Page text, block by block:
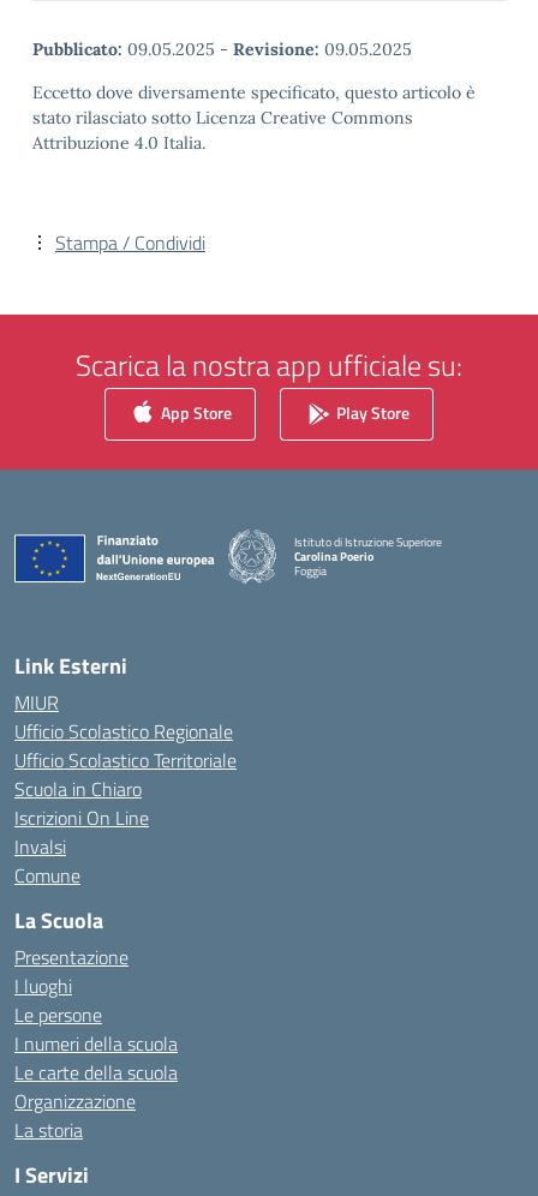
Pubblicato: 09.05.2025 - Revisione: 09.05.2025
Eccetto dove diversamente specificato, questo articolo è
stato rilasciato sotto Licenza Creative Commons
Attribuzione 4.0 Italia.
Stampa / Condividi
Scarica la nostra app ufficiale su:
App Store Play Store
Istituto di Istruzione Superiore
Carolina Poerio
Foggia
— Visita la pagina iniziale della scuola
Link Esterni
MIUR
Ufficio Scolastico Regionale
Ufficio Scolastico Territoriale
Scuola in Chiaro
Iscrizioni On Line
Invalsi
Comune
La Scuola
Presentazione
I luoghi
Le persone
I numeri della scuola
Le carte della scuola
Organizzazione
La storia
I Servizi